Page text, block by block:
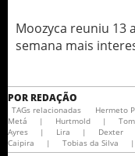
Moozyca reuniu 13
semana mais
POR REDAÇÃO
TAGs relacionadas Hermeto
Metá
| Hurtmold |
Ayres
| Lira | Dexter
Caipira
| Tobias da Silva |